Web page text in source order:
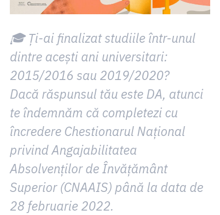
🎓 Ți-ai finalizat studiile într-unul
dintre acești ani universitari:
2015/2016 sau 2019/2020?
Dacă răspunsul tău este DA, atunci
te îndemnăm că completezi cu
încredere Chestionarul Național
privind Angajabilitatea
Absolvenților de Învățământ
Superior (CNAAIS) până la data de
28 februarie 2022.